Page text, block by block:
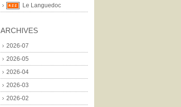
Le Languedoc
ARCHIVES
2026-07
2026-05
2026-04
2026-03
2026-02